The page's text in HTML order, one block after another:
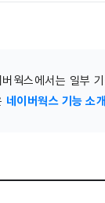
웍스에서는 일부
네이버웍스 기능 소